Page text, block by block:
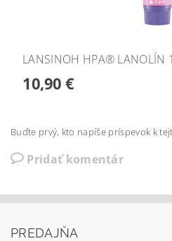
LANSINOH HPA® LANOLÍN
10,90 €
Buďte prvý, kto napíše príspevok k
Pridať komentár
PREDAJŇA